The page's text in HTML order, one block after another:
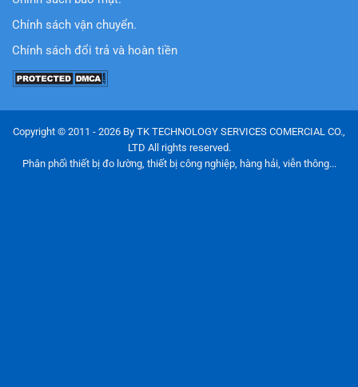
Chính sách vận chuyển.
Chính sách đổi trả và hoàn tiền
Copyright © 2011 - 2026 By TK TECHNOLOGY SERVICES COMERCIAL CO.,
LTD All rights reserved.
Phân phối thiết bị đo lường, thiết bị công nghiệp, hàng hải, viễn thông...